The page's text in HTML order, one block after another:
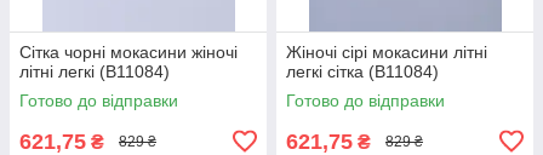
Сітка чорні мокасини жіночі
літні легкі (B11084)
Готово до відправки
621,75 ₴ 829 ₴
Жіночі сірі мокасини літні
легкі сітка (B11084)
Готово до відправки
621,75 ₴ 829 ₴